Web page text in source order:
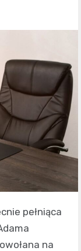
pełniąca
na